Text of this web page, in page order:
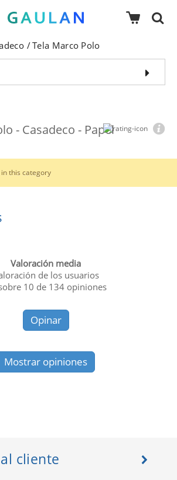
/Tela Marco Polo
- Casadeco - Papel
this category
Valoración media
de los usuarios
10 de 134opiniones
Opinar
Mostrar opiniones
cliente